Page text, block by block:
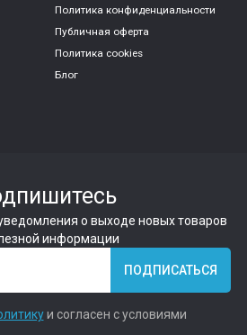
Политика конфиденциальности
Публичная оферта
Политика cookies
Блог
о выходе новых товаров
информации
ПОДПИСАТЬСЯ
и согласен с условиями